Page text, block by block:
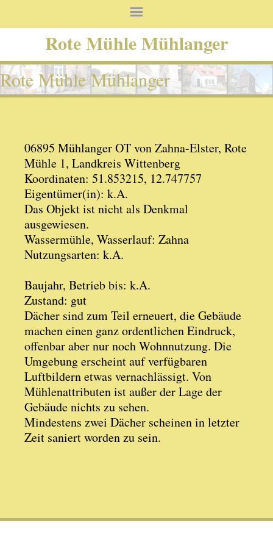
Rote Mühle Mühlanger
Rote Mühle Mühlanger
06895 Mühlanger OT von Zahna-Elster, Rote
Mühle 1, Landkreis Wittenberg
Koordinaten: 51.853215, 12.747757
Eigentümer(in): k.A.
Das Objekt ist nicht als Denkmal
ausgewiesen.
Wassermühle, Wasserlauf: Zahna
Nutzungsarten: k.A.
Baujahr, Betrieb bis: k.A.
Zustand: gut
Dächer sind zum Teil erneuert, die Gebäude
machen einen ganz ordentlichen Eindruck,
offenbar aber nur noch Wohnnutzung. Die
Umgebung erscheint auf verfügbaren
Luftbildern etwas vernachlässigt. Von
Mühlenattributen ist außer der Lage der
Gebäude nichts zu sehen.
Mindestens zwei Dächer scheinen in letzter
Zeit saniert worden zu sein.